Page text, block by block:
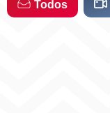
Todos